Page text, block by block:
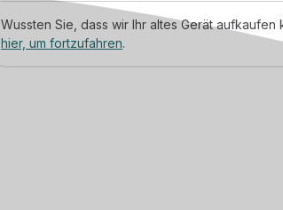
Wussten Sie, dass wir Ihr altes Gerät aufkaufen
hier, um fortzufahren.